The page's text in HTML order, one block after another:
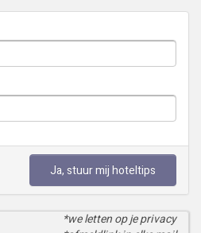
Ja, stuur mij hoteltips
*we letten op je privacy